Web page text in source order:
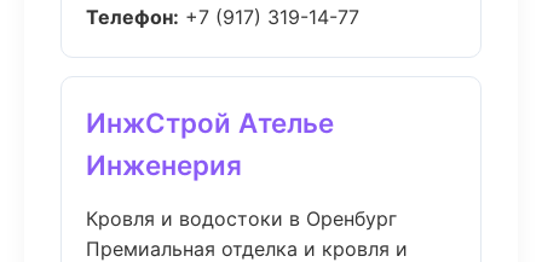
Телефон: +7 (917) 319-14-77
ИнжСтрой Ателье
Инженерия
Кровля и водостоки в Оренбург
Премиальная отделка и кровля и